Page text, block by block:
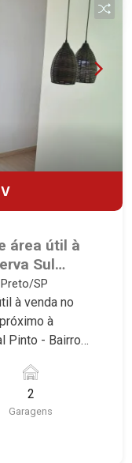
área útil à
Sul
Jardim
SP.
SP
à venda no
à
Pinto - Bairro
que a
você: -
armários e
2
Garagens